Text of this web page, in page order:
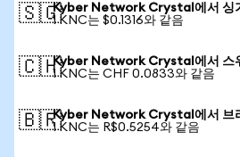
🇸🇬Kyber Network Crystal에서 싱
1 KNC는 $0.1316와 같음
🇨🇭Kyber Network Crystal에서 스
1 KNC는 CHF 0.0833와 같음
🇧🇷Kyber Network Crystal에서 브
1 KNC는 R$0.5254와 같음